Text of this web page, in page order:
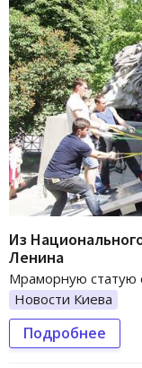
Из
Ленина
Мраморную статую
Новости Киева
Подробнее